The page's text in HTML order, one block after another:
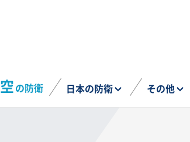
空の防衛 日本の防衛 その他